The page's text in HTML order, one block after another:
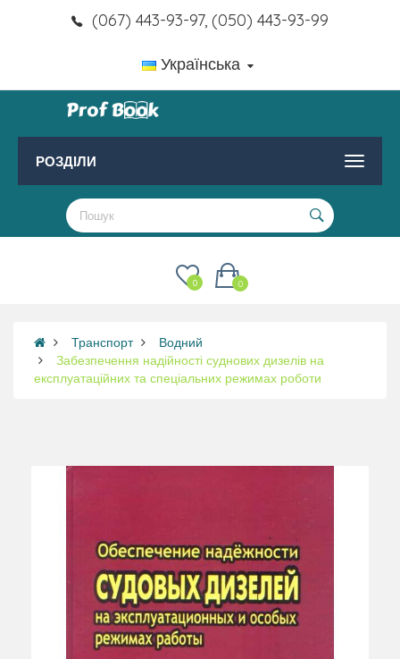
(067) 443-93-97, (050) 443-93-99
Українська
РОЗДІЛИ
0
0
Транспорт
Водний
Забезпечення надійності суднових дизелів на
експлуатаційних та спеціальних режимах роботи